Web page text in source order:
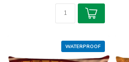
WATERPROOF